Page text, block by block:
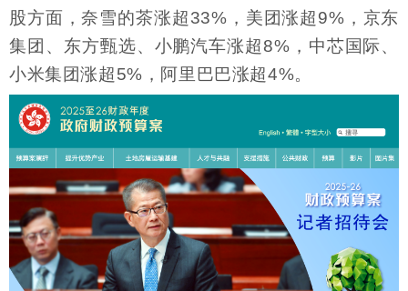
股方面，奈雪的茶涨超33%，美团涨超9%，京东
集团、东方甄选、小鹏汽车涨超8%，中芯国际、
小米集团涨超5%，阿里巴巴涨超4%。